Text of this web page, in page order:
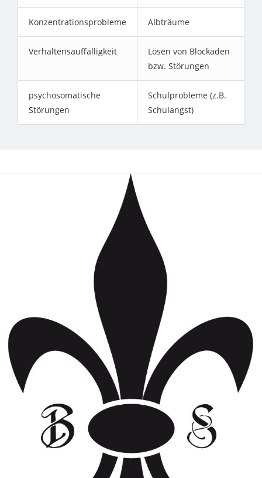
Konzentrationsprobleme Albträume
Verhaltensauffälligkeit
Lösen von Blockaden
bzw. Störungen
psychosomatische
Störungen
Schulprobleme (z.B.
Schulangst)